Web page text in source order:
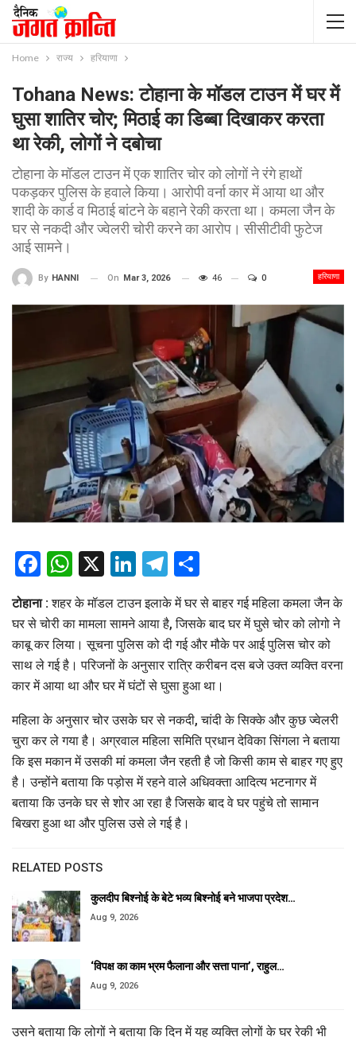
Home राज्य हरियाणा
Tohana News: टोहाना के मॉडल टाउन में घर में
घुसा शातिर चोर; मिठाई का डिब्बा दिखाकर करता
था रेकी, लोगों ने दबोचा
टोहाना के मॉडल टाउन में एक शातिर चोर को लोगों ने रंगे हाथों
पकड़कर पुलिस के हवाले किया। आरोपी वर्ना कार में आया था और
शादी के कार्ड व मिठाई बांटने के बहाने रेकी करता था। कमला जैन के
घर से नकदी और ज्वेलरी चोरी करने का आरोप। सीसीटीवी फुटेज
आई सामने।
हरियाणा
By HANNI On Mar 3, 2026 46 0
Facebook
WhatsApp
X LinkedIn
Telegram
टोहाना :शहर के मॉडल टाउन इलाके में घर से बाहर गई महिला कमला जैन के
घर से चोरी का मामला सामने आया है, जिसके बाद घर में घुसे चोर को लोगो ने
काबू कर लिया। सूचना पुलिस को दी गई और मौके पर आई पुलिस चोर को
साथ ले गई है। परिजनों के अनुसार रात्रि करीबन दस बजे उक्त व्यक्ति वरना
कार में आया था और घर में घंटों से घुसा हुआ था।
महिला के अनुसार चोर उसके घर से नकदी, चांदी के सिक्के और कुछ ज्वेलरी
चुरा कर ले गया है। अग्रवाल महिला समिति प्रधान देविका सिंगला ने बताया
कि इस मकान में उसकी मां कमला जैन रहती है जो किसी काम से बाहर गए हुए
है। उन्होंने बताया कि पड़ोस में रहने वाले अधिवक्ता आदित्य भटनागर में
बताया कि उनके घर से शोर आ रहा है जिसके बाद वे घर पहुंचे तो सामान
बिखरा हुआ था और पुलिस उसे ले गई है।
RELATED POSTS
कुलदीप बिश्नोई के बेटे भव्य बिश्नोई बने भाजपा प्रदेश…
Aug 9, 2026
‘विपक्ष का काम भ्रम फैलाना और सत्ता पाना’, राहुल…
Aug 9, 2026
उसने बताया कि लोगों ने बताया कि दिन में यह व्यक्ति लोगों के घर रेकी भी